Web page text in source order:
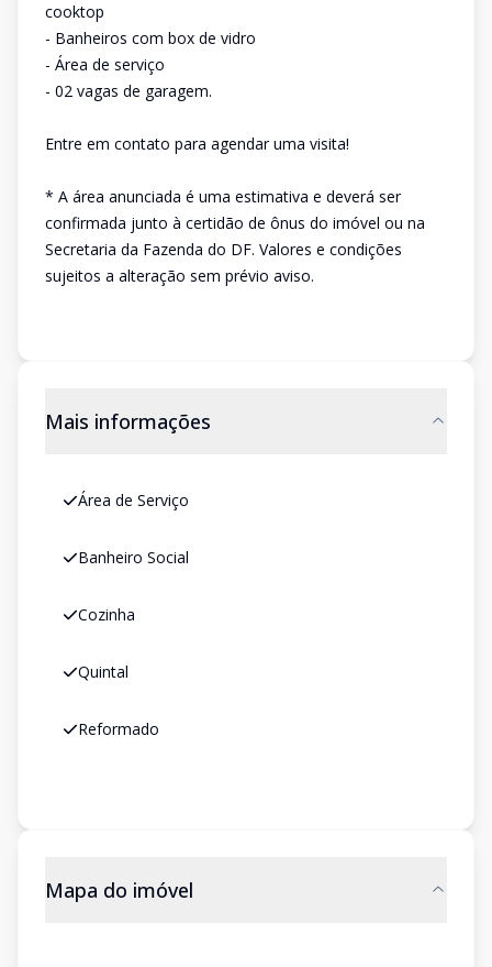
cooktop
- Banheiros com box de vidro
- Área de serviço
- 02 vagas de garagem.
Entre em contato para agendar uma visita!
* A área anunciada é uma estimativa e deverá ser
confirmada junto à certidão de ônus do imóvel ou na
Secretaria da Fazenda do DF. Valores e condições
sujeitos a alteração sem prévio aviso.
Mais informações
Área de Serviço
Banheiro Social
Cozinha
Quintal
Reformado
Mapa do imóvel